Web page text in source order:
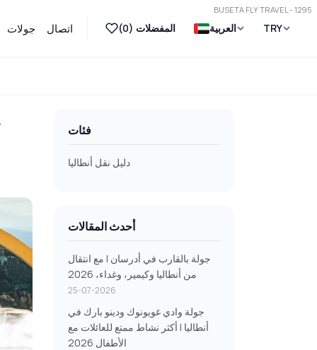
BUSETA FLY TRAVEL - 1295
جولات اتصال المفضلات (0
) العربية TRY
فئات
دليل نقل أنطاليا
أحدث المقالات
جولة بالقارب في أدرسان | مع انتقال
من أنطاليا وكيمير، وغداء، 2026
25-07-2026
جولة وادي غويونوك ودينو بارك في
أنطاليا | أكثر نشاط ممتع للعائلات مع
الأطفال 2026